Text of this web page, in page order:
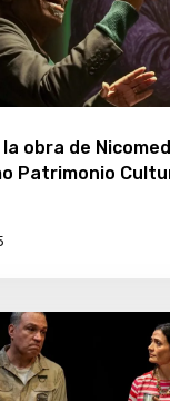
obra de
Patrimonio